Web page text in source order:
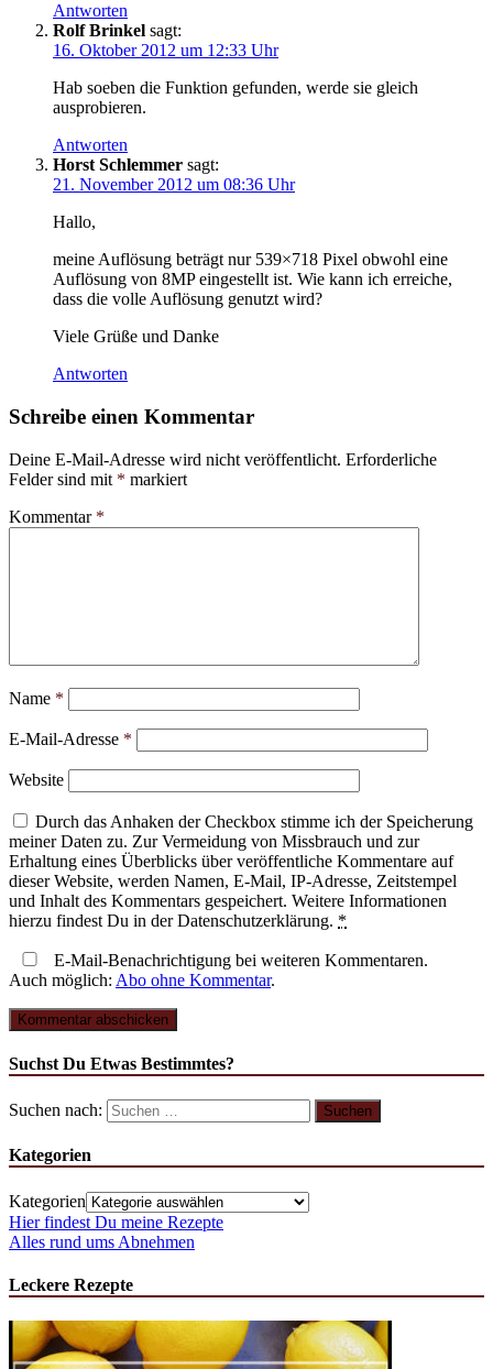
Antworten
Rolf Brinkel sagt:
16. Oktober 2012 um 12:33 Uhr
Hab soeben die Funktion gefunden, werde sie gleich
ausprobieren.
Antworten
Horst Schlemmer sagt:
21. November 2012 um 08:36 Uhr
Hallo,
meine Auflösung beträgt nur 539×718 Pixel obwohl eine
Auflösung von 8MP eingestellt ist. Wie kann ich erreiche,
dass die volle Auflösung genutzt wird?
Viele Grüße und Danke
Antworten
Schreibe einen Kommentar
Deine E-Mail-Adresse wird nicht veröffentlicht. Erforderliche
Felder sind mit * markiert
Kommentar *
Name *
E-Mail-Adresse *
Website
Durch das Anhaken der Checkbox stimme ich der Speicherung
meiner Daten zu. Zur Vermeidung von Missbrauch und zur
Erhaltung eines Überblicks über veröffentliche Kommentare auf
dieser Website, werden Namen, E-Mail, IP-Adresse, Zeitstempel
und Inhalt des Kommentars gespeichert. Weitere Informationen
hierzu findest Du in der Datenschutzerklärung. *
E-Mail-Benachrichtigung bei weiteren Kommentaren.
Auch möglich: Abo ohne Kommentar.
Suchst Du Etwas Bestimmtes?
Suchen nach:
Kategorien
Kategorien
Hier findest Du meine Rezepte
Alles rund ums Abnehmen
Leckere Rezepte